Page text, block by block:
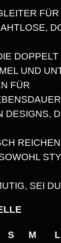
DOPPELT
UND
FÜR
DESIGNS,
SEI
S M L